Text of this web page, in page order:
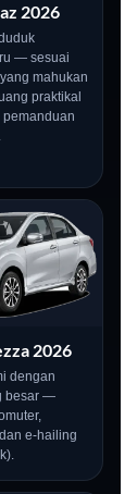
2026
— sesuai
mahukan
praktikal
2026
dengan
besar —
e-hailing